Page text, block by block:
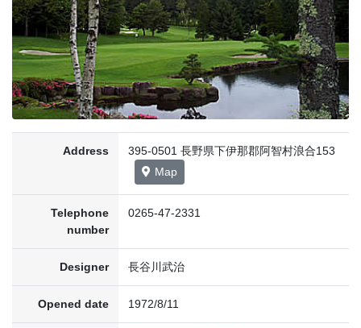
Address
395-0501 長野県下伊那郡阿智村浪合153
Map
Telephone
number
0265-47-2331
Designer 長谷川武治
Opened date 1972/8/11